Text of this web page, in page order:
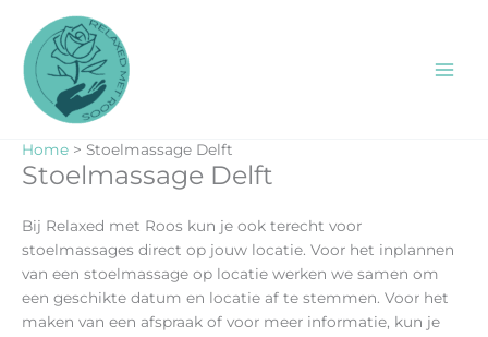
inhoud
Home Stoelmassage Delft
Stoelmassage Delft
Bij Relaxed met Roos kun je ook terecht voor
stoelmassages direct op jouw locatie. Voor het inplannen
van een stoelmassage op locatie werken we samen om
een geschikte datum en locatie af te stemmen. Voor het
maken van een afspraak of voor meer informatie, kun je